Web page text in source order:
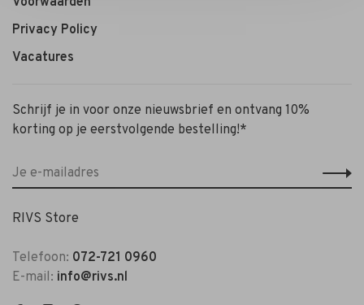
Privacy Policy
Vacatures
Schrijf je in voor onze nieuwsbrief en ontvang 10%
korting op je eerstvolgende bestelling!*
RIVS Store
Telefoon: 072-721 0960
E-mail: info@rivs.nl